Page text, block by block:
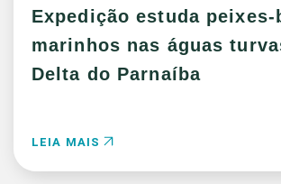
Expedição estuda peixes-
marinhos nas águas
Delta do Parnaíba
LEIA MAIS